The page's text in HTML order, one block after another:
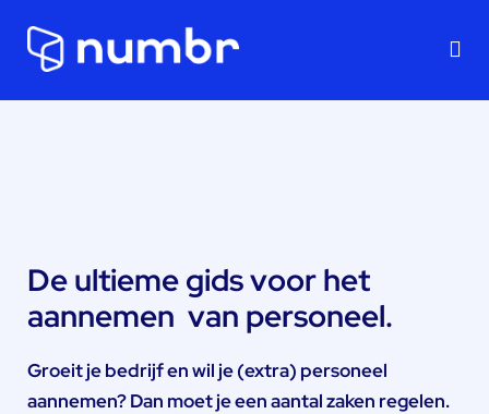
De ultieme gids voor het
aannemen van personeel.
Groeit je bedrijf en wil je (extra) personeel
aannemen? Dan moet je een aantal zaken regelen.